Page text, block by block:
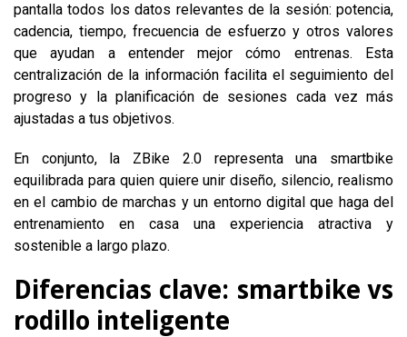
pantalla todos los datos relevantes de la sesión: potencia,
cadencia, tiempo, frecuencia de esfuerzo y otros valores
que ayudan a entender mejor cómo entrenas. Esta
centralización de la información facilita el seguimiento del
progreso y la planificación de sesiones cada vez más
ajustadas a tus objetivos.
En conjunto, la ZBike 2.0 representa una smartbike
equilibrada para quien quiere unir diseño, silencio, realismo
en el cambio de marchas y un entorno digital que haga del
entrenamiento en casa una experiencia atractiva y
sostenible a largo plazo.
Diferencias clave: smartbike vs
rodillo inteligente